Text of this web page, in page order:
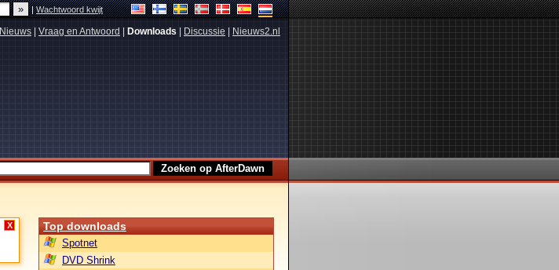
|Wachtwoord kwijt
Nieuws Vraag en Antwoord Downloads Discussie Nieuws2.nl
X Top downloads
Spotnet
DVD Shrink